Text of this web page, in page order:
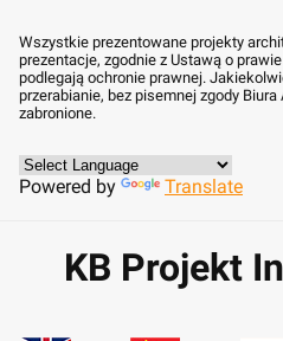
Wszystkie prezentowane projekty
prezentacje, zgodnie z Ustawą o
podlegają ochronie prawnej.
przerabianie, bez pisemnej zgody
zabronione.
Powered by Translate
KB Projekt